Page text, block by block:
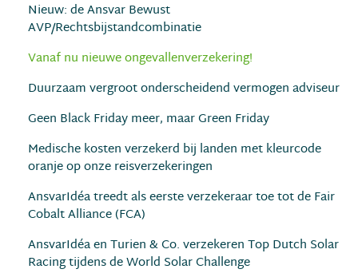
Nieuw: de Ansvar Bewust
AVP/Rechtsbijstandcombinatie
Vanaf nu nieuwe ongevallenverzekering!
Duurzaam vergroot onderscheidend vermogen adviseur
Geen Black Friday meer, maar Green Friday
Medische kosten verzekerd bij landen met kleurcode
oranje op onze reisverzekeringen
AnsvarIdéa treedt als eerste verzekeraar toe tot de Fair
Cobalt Alliance (FCA)
AnsvarIdéa en Turien & Co. verzekeren Top Dutch Solar
Racing tijdens de World Solar Challenge